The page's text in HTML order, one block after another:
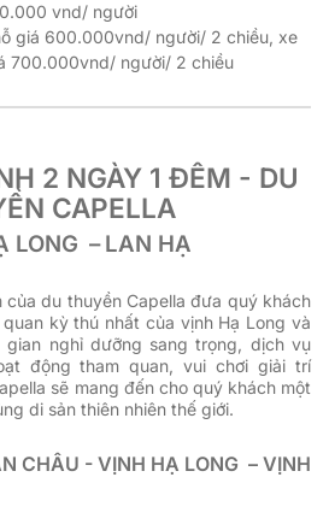
vnd/ người
giá 600.000vnd/ người/ 2 chiều, xe
700.000vnd/ người/ 2 chiều
2 NGÀY 1 ĐÊM - DU
CAPELLA
LONG – LAN HẠ
của du thuyền Capella đưa quý khách
kỳ thú nhất của vịnh Hạ Long và
gian nghỉ dưỡng sang trọng, dịch vụ
động tham quan, vui chơi giải trí
sẽ mang đến cho quý khách một
di sản thiên nhiên thế giới.
CHÂU - VỊNH HẠ LONG – VỊNH